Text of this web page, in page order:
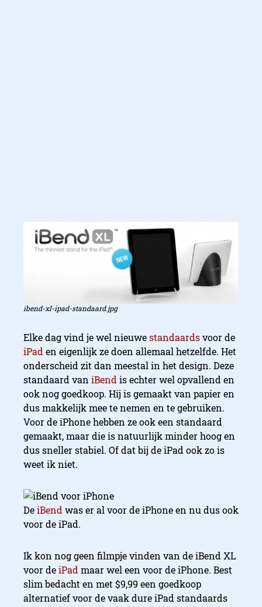
ibend-xl-ipad-standaard.jpg
Elke dag vind je wel nieuwestandaardsvoor de
iPad en eigenlijk ze doen allemaal hetzelfde. Het
onderscheid zit dan meestal in het design. Deze
standaard van iBend is echter wel opvallend en
ook nog goedkoop. Hij is gemaakt van papier en
dus makkelijk mee te nemen en te gebruiken.
Voor de iPhone hebben ze ook een standaard
gemaakt, maar die is natuurlijk minder hoog en
dus sneller stabiel. Of dat bij de iPad ook zo is
weet ik niet.
DeiBend was er al voor de iPhone en nu dus ook
voor de iPad.
Ik kon nog geen filmpje vinden van de iBend XL
voor deiPad maar wel een voor de iPhone. Best
slim bedacht en met $9,99 een goedkoop
alternatief voor de vaak dure iPad standaards